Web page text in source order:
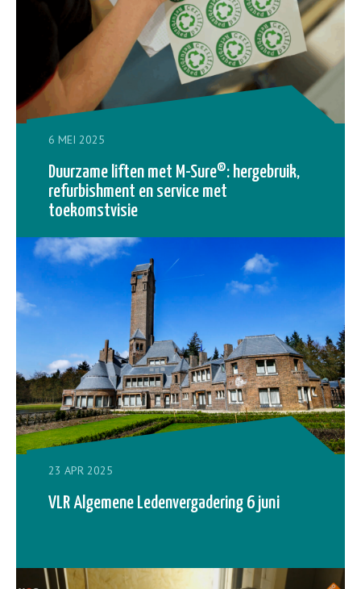
6 MEI 2025
Duurzame liften met M-Sure®: hergebruik,
refurbishment en service met
toekomstvisie
23 APR 2025
VLR Algemene Ledenvergadering 6 juni